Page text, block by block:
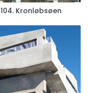
104. Kronløbsøen